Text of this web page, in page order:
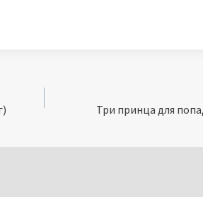
Три принца для